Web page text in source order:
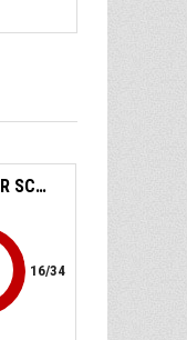
FAMILA WUBER SCHIO
16/34